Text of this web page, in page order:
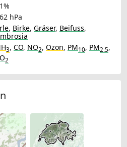
hPa
, Birke, Gräser, Beifuss,
3, CO, NO2, Ozon, PM10, PM2.5,
2